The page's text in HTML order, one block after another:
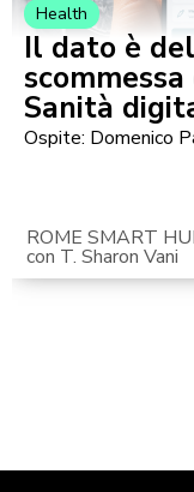
Health
Il dato è
Sanità
Ospite: Domenico
ROME SMART
con T. Sharon Vani